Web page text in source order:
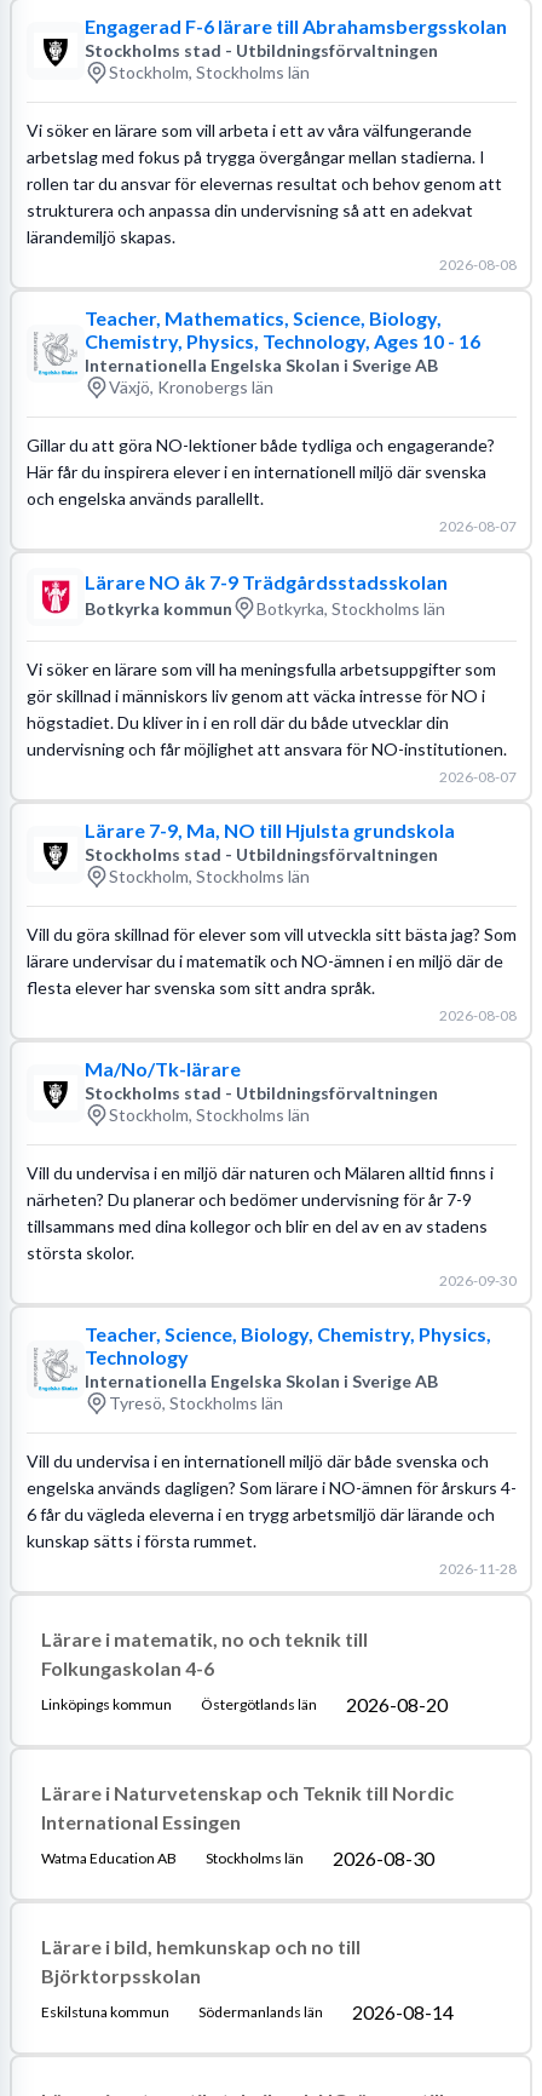
Engagerad F-6 lärare till Abrahamsbergsskolan
Stockholms stad - Utbildningsförvaltningen
Stockholm, Stockholms län
Vi söker en lärare som vill arbeta i ett av våra välfungerande
arbetslag med fokus på trygga övergångar mellan stadierna. I
rollen tar du ansvar för elevernas resultat och behov genom att
strukturera och anpassa din undervisning så att en adekvat
lärandemiljö skapas.
2026-08-08
Teacher, Mathematics, Science, Biology,
Chemistry, Physics, Technology, Ages 10 - 16
Internationella Engelska Skolan i Sverige AB
Växjö, Kronobergs län
Gillar du att göra NO-lektioner både tydliga och engagerande?
Här får du inspirera elever i en internationell miljö där svenska
och engelska används parallellt.
2026-08-07
Lärare NO åk 7-9 Trädgårdsstadsskolan
Botkyrka kommun Botkyrka, Stockholms län
Vi söker en lärare som vill ha meningsfulla arbetsuppgifter som
gör skillnad i människors liv genom att väcka intresse för NO i
högstadiet. Du kliver in i en roll där du både utvecklar din
undervisning och får möjlighet att ansvara för NO-institutionen.
2026-08-07
Lärare 7-9, Ma, NO till Hjulsta grundskola
Stockholms stad - Utbildningsförvaltningen
Stockholm, Stockholms län
Vill du göra skillnad för elever som vill utveckla sitt bästa jag? Som
lärare undervisar du i matematik och NO-ämnen i en miljö där de
flesta elever har svenska som sitt andra språk.
2026-08-08
Ma/No/Tk-lärare
Stockholms stad - Utbildningsförvaltningen
Stockholm, Stockholms län
Vill du undervisa i en miljö där naturen och Mälaren alltid finns i
närheten? Du planerar och bedömer undervisning för år 7-9
tillsammans med dina kollegor och blir en del av en av stadens
största skolor.
2026-09-30
Teacher, Science, Biology, Chemistry, Physics,
Technology
Internationella Engelska Skolan i Sverige AB
Tyresö, Stockholms län
Vill du undervisa i en internationell miljö där både svenska och
engelska används dagligen? Som lärare i NO-ämnen för årskurs 4-
6 får du vägleda eleverna i en trygg arbetsmiljö där lärande och
kunskap sätts i första rummet.
2026-11-28
Lärare i matematik, no och teknik till
Folkungaskolan 4-6
Linköpings kommun Östergötlands län 2026-08-20
Lärare i Naturvetenskap och Teknik till Nordic
International Essingen
Watma Education AB Stockholms län 2026-08-30
Lärare i bild, hemkunskap och no till
Björktorpsskolan
Eskilstuna kommun Södermanlands län 2026-08-14